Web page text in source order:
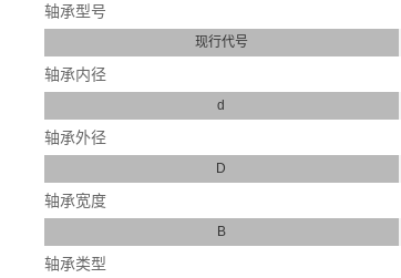
轴承型号
现行代号
轴承内径
d
轴承外径
D
轴承宽度
B
轴承类型